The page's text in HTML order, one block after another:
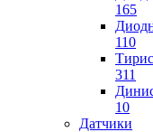
165
110
311
10
Датчики